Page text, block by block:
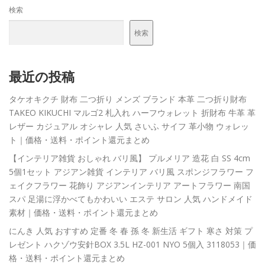
検索
検索
最近の投稿
タケオキクチ 財布 二つ折り メンズ ブランド 本革 二つ折り財布
TAKEO KIKUCHI マルゴ2 札入れ ハーフウォレット 折財布 牛革 革
レザー カジュアル オシャレ 人気 さいふ サイフ 革小物 ウォレッ
ト｜価格・送料・ポイント還元まとめ
【インテリア雑貨 おしゃれ バリ風】 プルメリア 造花 白 SS 4cm
5個1セット アジアン雑貨 インテリア バリ風 スポンジフラワー フ
ェイクフラワー 花飾り アジアンインテリア アートフラワー 南国
スパ 足湯に浮かべてもかわいい エステ サロン 人気 ハンドメイド
素材｜価格・送料・ポイント還元まとめ
にんき 人気 おすすめ 定番 冬 春 孫 冬 新生活 ギフト 寒さ 対策 プ
レゼント ハクゾウ安針BOX 3.5L HZ-001 NYO 5個入 3118053｜価
格・送料・ポイント還元まとめ